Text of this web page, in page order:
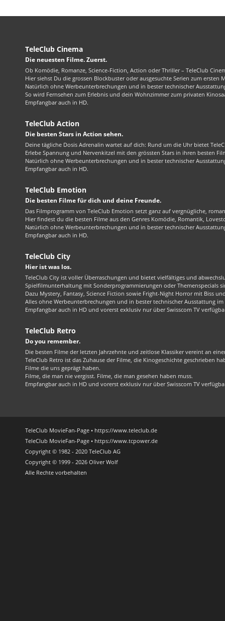
TeleClub Cinema
Die neuesten Filme. Zuerst.
Ob Komödie, Romanze, Science-Fiction, Action oder Thriller – TeleClub
Hier siehst Du die grossen Blockbuster oder ausgesuchte Serien zum ersten
Natürlich ohne Werbeunterbrechungen und in bester technischer
So wird Fernsehen zum Erlebnis und dein Wohnzimmer zum privaten
Empfangbar auch in HD.
TeleClub Action
Die besten Stars in Action sehen.
Deine tägliche Dosis Adrenalin wartet auf dich: Rund um die Uhr bietet
Erlebe Spannung und Nervenkitzel mit den grössten Stars in ihren besten
Natürlich ohne Werbeunterbrechungen und in bester technischer
Empfangbar auch in HD.
TeleClub Emotion
Die besten Filme für dich und deine Freunde.
Das Filmprogramm von TeleClub Emotion setzt ganz auf vergnügliche,
Hier findest du die besten Filme aus den Genres Komödie, Romantik,
Natürlich ohne Werbeunterbrechungen und in bester technischer
Empfangbar auch in HD.
TeleClub City
Hier ist was los.
TeleClub City ist voller Überraschungen und bietet vielfältiges und
Spielfilmunterhaltung mit Sonderprogrammierungen oder Themenspecials
Dazu Mystery, Fantasy, Science Fiction sowie Fright-Night Horror mit Biss
Alles ohne Werbeunterbrechungen und in bester technischer Ausstattung
Empfangbar auch in HD und vorerst exklusiv nur über Swisscom TV
TeleClub Retro
Do you remember.
Die besten Filme der letzten Jahrzehnte und zeitlose Klassiker vereint an
TeleClub Retro ist das Zuhause der Filme, die Kinogeschichte geschrieben
Filme die uns geprägt haben.
Filme, die man nie vergisst. Filme, die man gesehen haben muss.
Empfangbar auch in HD und vorerst exklusiv nur über Swisscom TV
TeleClub MovieFan-Page • https://www.teleclub.de
TeleClub MovieFan-Page • https://www.tcpower.de
Copyright © 1982 - 2020 TeleClub AG
Copyright © 1999 - 2026 Oliver Wolf
Alle Rechte vorbehalten